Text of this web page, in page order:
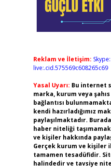
Reklam ve İletişim: Skype:
live:.cid.575569c608265c69
Yasal Uyarı: Bu internet
marka, kurum veya
bağlantısı
kendi hazırladığımız
paylaşılmaktadır.
haber niteliği
ve kişiler hakkında
Gerçek kurum ve kişiler
tamamen tesadüfidir.
halindedir ve tavsiye